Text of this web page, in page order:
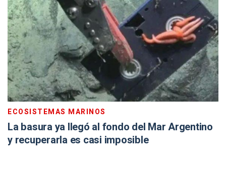
ECOSISTEMAS MARINOS
La basura ya llegó al fondo del Mar Argentino
y recuperarla es casi imposible